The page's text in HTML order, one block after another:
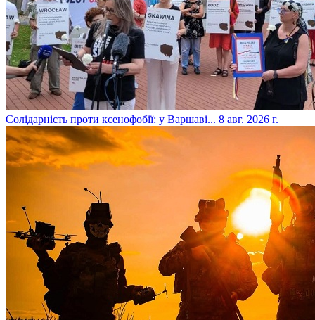
​Солідарність проти ксенофобії: у Варшаві... 8 авг. 2026 г.